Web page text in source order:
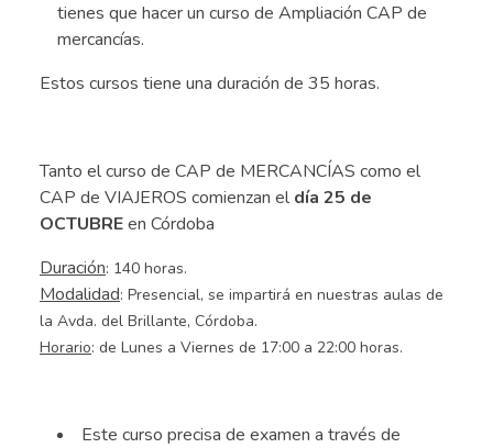
tienes que hacer un curso de Ampliación CAP de
mercancías.
Estos cursos tiene una duración de 35 horas.
Tanto el curso de CAP de MERCANCÍAS como el
CAP de VIAJEROS comienzan eldía 25 de
OCTUBREen Córdoba
Duración: 140 horas.
Modalidad: Presencial, se impartirá en nuestras aulas de
la Avda. del Brillante, Córdoba.
Horario: de Lunes a Viernes de 17:00 a 22:00 horas.
Este curso precisa de examen a través de